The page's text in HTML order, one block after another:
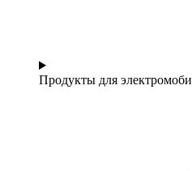
Продукты для